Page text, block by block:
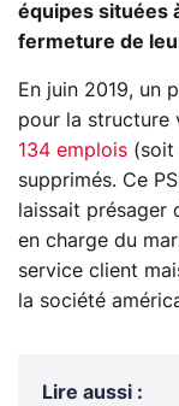
équipes situées
fermeture de
En juin 2019, un
pour la structure
134 emplois (soit
supprimés. Ce
laissait présager
en charge du
service client
la société
Lire aussi :